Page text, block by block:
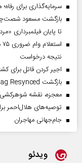
سرمایه‌گذاری برای
بازگشت مسعود شصت‌چی
تا پایان فیلمبرداری
نتیجه درخواست
اجیر کردن قاتل برای
بازگشت Black Flag Resynced خبری جذاب برای دوستداران بازی
معجزه، نقشه شوهرکشی
توصیه‌های هلال‌احمر
جام‌جهانی مهاجران
ویدئو